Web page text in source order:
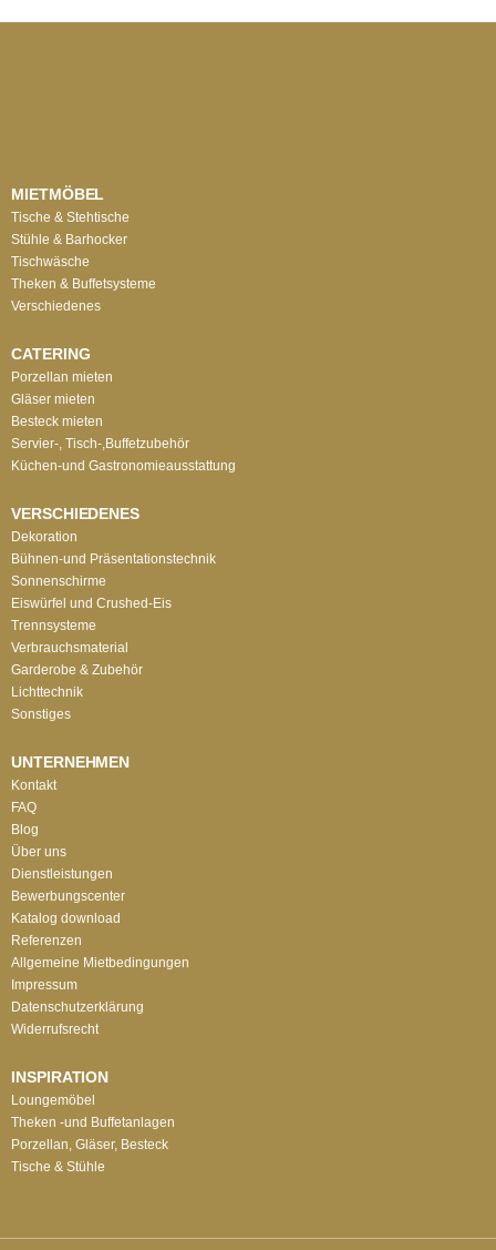
MIETMÖBEL
Tische & Stehtische
Stühle & Barhocker
Tischwäsche
Theken & Buffetsysteme
Verschiedenes
CATERING
Porzellan mieten
Gläser mieten
Besteck mieten
Servier-, Tisch-,Buffetzubehör
Küchen-und Gastronomieausstattung
VERSCHIEDENES
Dekoration
Bühnen-und Präsentationstechnik
Sonnenschirme
Eiswürfel und Crushed-Eis
Trennsysteme
Verbrauchsmaterial
Garderobe & Zubehör
Lichttechnik
Sonstiges
UNTERNEHMEN
Kontakt
FAQ
Blog
Über uns
Dienstleistungen
Bewerbungscenter
Katalog download
Referenzen
Allgemeine Mietbedingungen
Impressum
Datenschutzerklärung
Widerrufsrecht
INSPIRATION
Loungemöbel
Theken -und Buffetanlagen
Porzellan, Gläser, Besteck
Tische & Stühle